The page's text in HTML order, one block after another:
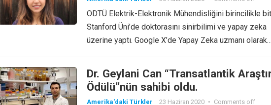
ODTÜ Elektrik-Elektronik Mühendisliğini birincilikle
Stanford Üni’de doktorasını sinirbilimi ve yapay zeka
üzerine yaptı. Google X’de Yapay Zeka uzmanı olarak…
Dr. Geylani Can “Transatlantik
Ödülü”nün sahibi oldu.
Amerika'daki Türkler 23 Haziran 2020 • Comments off